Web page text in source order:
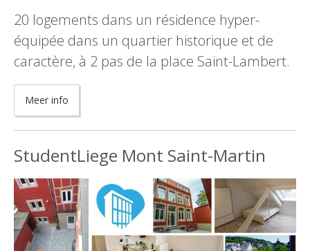
20 logements dans un résidence hyper-
équipée dans un quartier historique et de
caractère, à 2 pas de la place Saint-Lambert.
Meer info
StudentLiege Mont Saint-Martin